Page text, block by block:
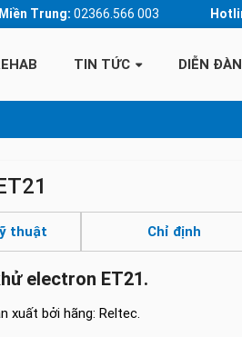
Trung: 02366.566 003
TIN TỨC DIỄN ĐÀN
thuật Chỉ định
electron ET21.
xuất bởi hãng: Reltec.